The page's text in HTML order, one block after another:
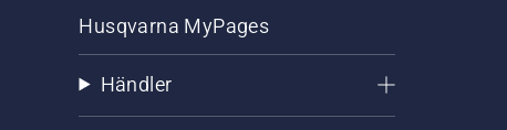
Husqvarna MyPages
Händler